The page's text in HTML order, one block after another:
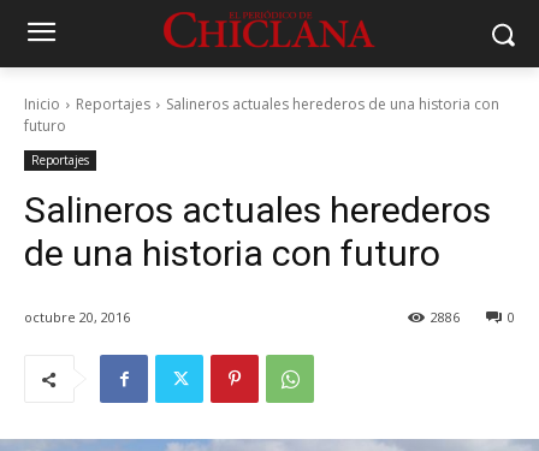
Inicio Reportajes
Salineros actuales herederos de una historia con
futuro
Reportajes
Salineros actuales herederos
de una historia con futuro
octubre 20, 2016 0
2886